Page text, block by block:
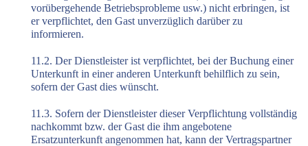
vorübergehende Betriebsprobleme usw.) nicht erbringen, ist
er verpflichtet, den Gast unverzüglich darüber zu
informieren.
11.2. Der Dienstleister ist verpflichtet, bei der Buchung einer
Unterkunft in einer anderen Unterkunft behilflich zu sein,
sofern der Gast dies wünscht.
11.3. Sofern der Dienstleister dieser Verpflichtung vollständig
nachkommt bzw. der Gast die ihm angebotene
Ersatzunterkunft angenommen hat, kann der Vertragspartner